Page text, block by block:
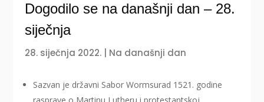
Dogodilo se na današnji dan – 28.
siječnja
28. siječnja 2022. Na današnji dan
Sazvan je državni Sabor Wormsurad 1521. godine